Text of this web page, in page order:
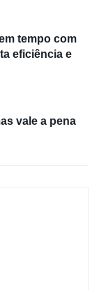
tempo com
eficiência e
vale a pena